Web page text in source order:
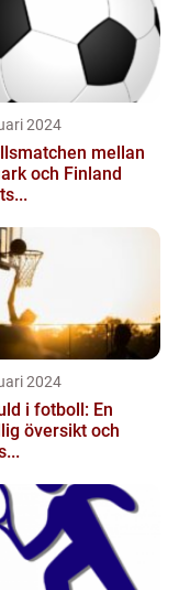
2024
mellan
och Finland
2024
i fotboll: En
översikt och